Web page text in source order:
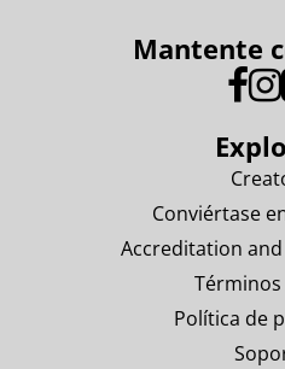
Mantente
Conviértase
Accreditation and
Política de